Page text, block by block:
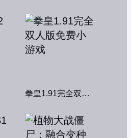
拳皇1.91完全双人版